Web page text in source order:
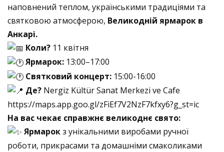
наповнений теплом, українськими традиціями та
святковою атмосферою, Великодній ярмарок в
Анкарі.
Коли? 11 квітня
Ярмарок: 13:00–17:00
Святковий концерт: 15:00-16:00
Де? Nergiz Kültür Sanat Merkezi ve Cafe
https://maps.app.goo.gl/zFiEf7V2NzF7kfxy6?g_st=ic
На вас чекає справжнє великоднє свято:
Ярмарокз унікальними виробами ручної
роботи, прикрасами та домашніми смаколиками